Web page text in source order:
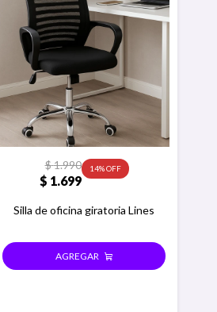
$ 1.699
$1.990 14
Silla de oficina giratoria Lines